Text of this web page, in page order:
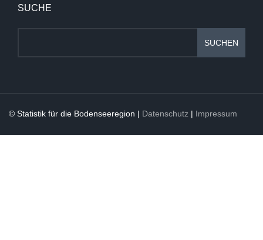
SUCHE
SUCHEN
© Statistik für die Bodenseeregion | Datenschutz | Impressum